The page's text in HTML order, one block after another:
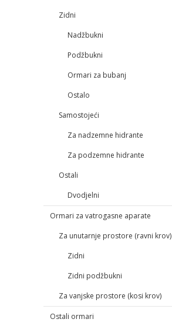
Zidni
Nadžbukni
Podžbukni
Ormari za bubanj
Ostalo
Samostojeći
Za nadzemne hidrante
Za podzemne hidrante
Ostali
Dvodjelni
Ormari za vatrogasne aparate
Za unutarnje prostore (ravni krov)
Zidni
Zidni podžbukni
Za vanjske prostore (kosi krov)
Ostali ormari